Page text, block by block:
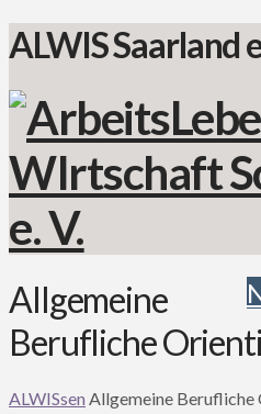
ALWIS Saarland
Allgemeine
Berufliche
ALWISsen Allgemeine Berufliche